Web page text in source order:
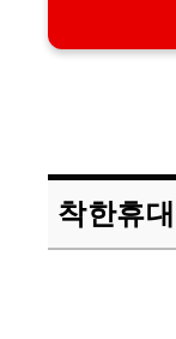
착한휴